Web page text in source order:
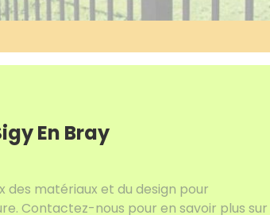
En Bray
des matériaux et du design pour
Contactez-nous pour en savoir plus sur